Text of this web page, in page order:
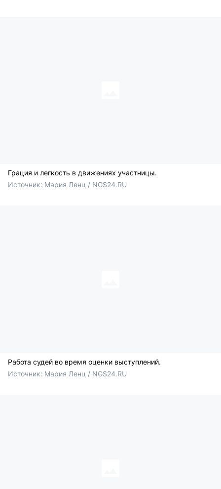
Грация и легкость в движениях участницы.
Источник: Мария Ленц / NGS24.RU
Работа судей во время оценки выступлений.
Источник: Мария Ленц / NGS24.RU